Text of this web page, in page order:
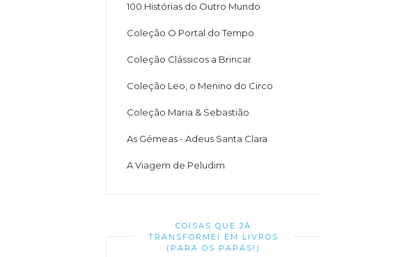
100 Histórias do Outro Mundo
Coleção O Portal do Tempo
Coleção Clássicos a Brincar
Coleção Leo, o Menino do Circo
Coleção Maria & Sebastião
As Gémeas - Adeus Santa Clara
A Viagem de Peludim
COISAS QUE JÁ
TRANSFORMEI EM LIVROS
(PARA OS PAPÁS!)